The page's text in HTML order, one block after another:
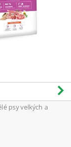
psy velkých a